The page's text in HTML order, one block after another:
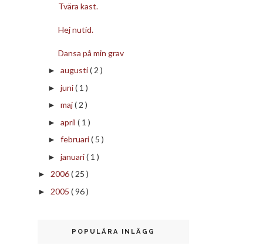
Tvära kast.
Hej nutid.
Dansa på min grav
► augusti( 2 )
► juni( 1 )
► maj( 2 )
► april ( 1 )
► februari( 5 )
► januari( 1 )
► 2006( 25 )
► 2005 ( 96 )
POPULÄRA INLÄGG